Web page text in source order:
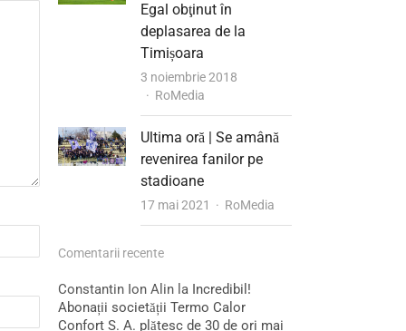
Egal obţinut în
deplasarea de la
Timișoara
3 noiembrie 2018
Author
RoMedia
Ultima oră | Se amână
revenirea fanilor pe
stadioane
17 mai 2021 Author
RoMedia
Comentarii recente
Constantin Ion Alin la Incredibil!
Abonații societății Termo Calor
Confort S. A. plătesc de 30 de ori mai